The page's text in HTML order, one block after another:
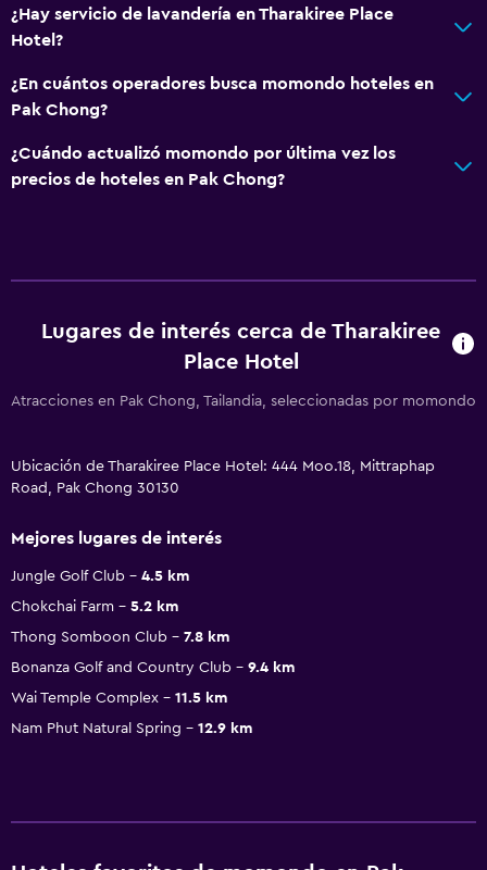
¿Hay servicio de lavandería en Tharakiree Place
Hotel?
¿En cuántos operadores busca momondo hoteles en
Pak Chong?
¿Cuándo actualizó momondo por última vez los
precios de hoteles en Pak Chong?
Lugares de interés cerca de Tharakiree
Place Hotel
Atracciones en Pak Chong, Tailandia, seleccionadas por momondo
Ubicación de Tharakiree Place Hotel: 444 Moo.18, Mittraphap
Road, Pak Chong 30130
Mejores lugares de interés
Jungle Golf Club
4.5 km
Chokchai Farm
5.2 km
Thong Somboon Club
7.8 km
Bonanza Golf and Country Club
9.4 km
Wai Temple Complex
11.5 km
Nam Phut Natural Spring
12.9 km